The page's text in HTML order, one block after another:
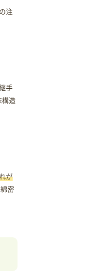
注
手
構造
が
密